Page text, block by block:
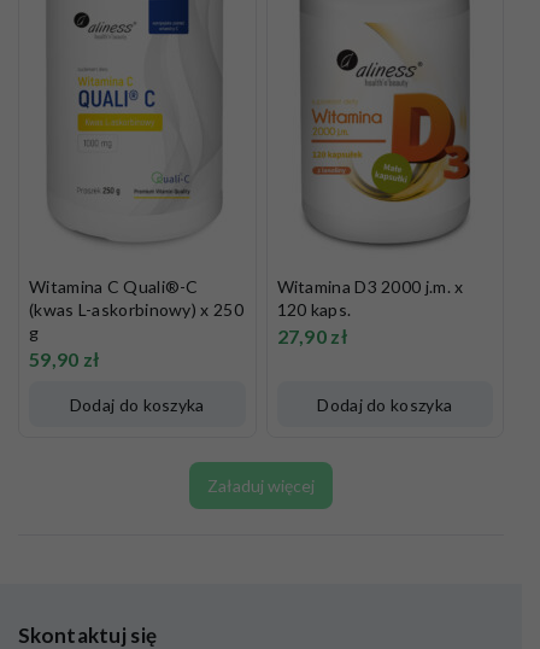
Witamina C Quali®-C
(kwas L-askorbinowy) x 250
g
59,90 zł
Dodaj do koszyka
Witamina D3 2000 j.m. x
120 kaps.
27,90 zł
Dodaj do koszyka
Załaduj więcej
Skontaktuj się